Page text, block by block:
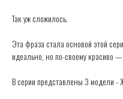
Так уж сложилось.
Эта фраза стала основой этой
идеально, но по-своему красиво
В серии представлены 3 модели -